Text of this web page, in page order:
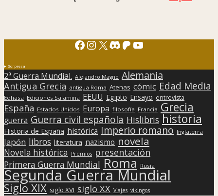
Facebook
Instagram
X Discord
Patreon
YouTube
Sorpresa
2ª Guerra Mundial. Alejandro Magno Alemania
Antigua Grecia antigua Roma Atenas cómic Edad Media
Edhasa Ediciones Salamina EEUU Egipto Ensayo entrevista
España Estados Unidos Europa filosofía Francia Grecia
guerra Guerra civil española Hislibris historia
Historia de España histórica Imperio romano Inglaterra
Japón libros literatura nazismo novela
Novela histórica Premios presentación
Primera Guerra Mundial Roma Rusia
Segunda Guerra Mundial
Siglo XIX siglo XVI siglo XX Viajes vikingos